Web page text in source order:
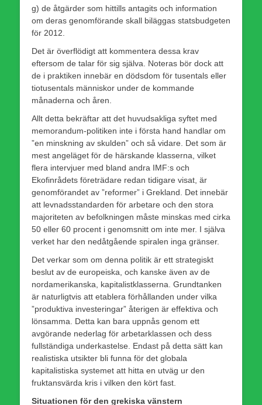
g) de åtgärder som hittills antagits och information
om deras genomförande skall biläggas statsbudgeten
för 2012.
Det är överflödigt att kommentera dessa krav
eftersom de talar för sig själva. Noteras bör dock att
de i praktiken innebär en dödsdom för tusentals eller
tiotusentals människor under de kommande
månaderna och åren.
Allt detta bekräftar att det huvudsakliga syftet med
memorandum-politiken inte i första hand handlar om
”en minskning av skulden” och så vidare. Det som är
mest angeläget för de härskande klasserna, vilket
flera intervjuer med bland andra IMF:s och
Ekofinrådets företrädare redan tidigare visat, är
genomförandet av ”reformer” i Grekland. Det innebär
att levnadsstandarden för arbetare och den stora
majoriteten av befolkningen måste minskas med cirka
50 eller 60 procent i genomsnitt om inte mer. I själva
verket har den nedåtgående spiralen inga gränser.
Det verkar som om denna politik är ett strategiskt
beslut av de europeiska, och kanske även av de
nordamerikanska, kapitalistklasserna. Grundtanken
är naturligtvis att etablera förhållanden under vilka
”produktiva investeringar” återigen är effektiva och
lönsamma. Detta kan bara uppnås genom ett
avgörande nederlag för arbetarklassen och dess
fullständiga underkastelse. Endast på detta sätt kan
realistiska utsikter bli funna för det globala
kapitalistiska systemet att hitta en utväg ur den
fruktansvärda kris i vilken den kört fast.
Situationen för den grekiska vänstern